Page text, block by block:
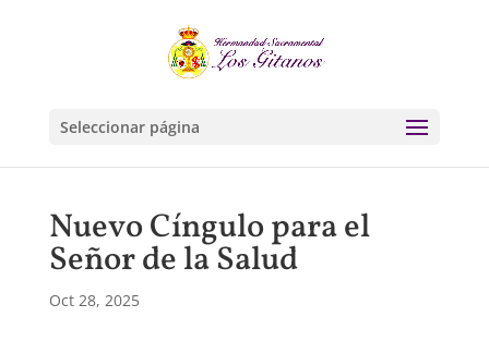
Seleccionar página
Nuevo Cíngulo para el
Señor de la Salud
Oct 28, 2025